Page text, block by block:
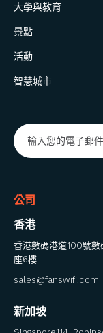
大學與教育
景點
活動
智慧城市
公司
香港
香港數碼港道100號數
座6樓
sales@fanswifi.com
新加坡